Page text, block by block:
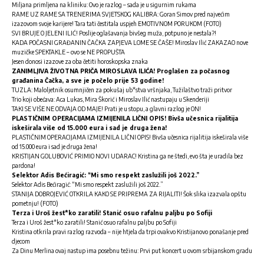
Miljana primljena na kliniku: Ovo je razlog – sada je u sigurnim rukama
RAME UZ RAME SA TRENERIMA SVJETSKOG KALIBRA: Goran Simov pred najvećim
izazovom svoje karijere! Tara tati čestitala uspjeh EMOTIVNOM PORUKOM (FOTO)
SVI BRUJE O JELENI ILIĆ! Poslije oglašavanja bivšeg muža, potpuno je nestala?!
KADA POČASNI GRAĐANIN ČAČKA ZAPJEVA LOME SE ČAŠE! Miroslav Ilić ZAKAZAO nove
muzičke SPEKTAKLE – ovo se NE PROPUŠTA
Jesen donosi izazove za oba četiti horoskopska znaka
ZANIMLJIVA ŽIVOTNA PRIČA MIROSLAVA ILIĆA! Proglašen za počasnog
građanina Čačka, a sve je počelo prije 53 godine!
TUZLA: Maloljetnik osumnjičen za pokušaj ub*stva vršnjaka, Tužilaštvo traži pritvor
Trio koji obećava: Aca Lukas, Mira Škorić i Miroslav Ilić nastupaju u Skenderiji
TAKI SE VIŠE NE ODVAJA OD MAJE! Prati je u stopu, a glavni razlog je ON!
PLASTIČNIM OPERACIJAMA IZMIJENILA LIČNI OPIS! Bivša učesnica rijalitija
iskeširala više od 15.000 eura i sad je druga žena!
PLASTIČNIM OPERACIJAMA IZMIJENILA LIČNI OPIS! Bivša učesnica rijalitija iskeširala više
od 15.000 eura i sad je druga žena!
KRISTIJAN GOLUBOVIĆ PRIMIO NOVI UDARAC! Kristina ga ne štedi, evo šta je uradila bez
pardona!
Selektor Adis Bećiragić: “Mi smo respekt zaslužili još 2022.”
Selektor Adis Bećiragić: “Mi smo respekt zaslužili još 2022.”
STANIJA DOBROJEVIĆ OTKRILA KAKO SE PRIPREMA ZA RIJALITI! Šok slika izazvala opštu
pometnju! (FOTO)
Terza i Uroš žest*ko zaratili! Stanić osuo rafalnu paljbu po Sofiji
Terza i Uroš žest*ko zaratili! Stanić osuo rafalnu paljbu po Sofiji
Kristina otkrila pravi razlog razvoda – nije htjela da trpi ovakvo Kristijanovo ponašanje pred
djecom
Za Dinu Merlina ovaj nastup ima posebnu težinu: Prvi put koncert u ovom srbijanskom gradu